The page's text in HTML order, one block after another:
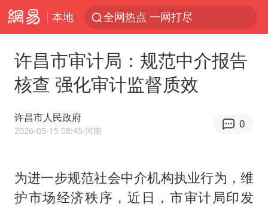
本地 全网热点 一网打尽
许昌市审计局：规范中介报告
核查 强化审计监督质效
许昌市人民政府
2026-05-15 08:45·河南
0
为进一步规范社会中介机构执业行为，维
护市场经济秩序，近日，市审计局印发